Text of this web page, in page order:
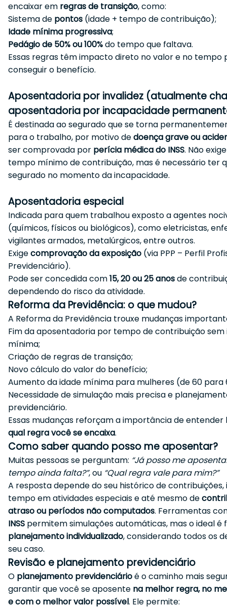
encaixar em regras de transição, como:
Sistema de pontos (idade + tempo de contribuição);
Idade mínima progressiva;
Pedágio de 50% ou 100%do tempo que faltava.
Essas regras têm impacto direto no valor e no tempo
conseguir o benefício.
Aposentadoria por invalidez (atualmente
aposentadoria por incapacidade
É destinada ao segurado que se torna
para o trabalho, por motivo dedoença grave ou
ser comprovada por perícia médica do INSS. Não
tempo mínimo de contribuição, mas é necessário ter
segurado no momento da incapacidade.
Aposentadoria especial
Indicada para quem trabalhou exposto a agentes
(químicos, físicos ou biológicos), como eletricistas,
vigilantes armados, metalúrgicos, entre outros.
Exigecomprovação da exposição (via PPP – Perfil
Previdenciário).
Pode ser concedida com15, 20 ou 25 anosde
dependendo do risco da atividade.
Reforma da Previdência: o que mudou?
A Reforma da Previdência trouxe mudanças
Fim da aposentadoria por tempo de contribuição sem
mínima;
Criação de regras de transição;
Novo cálculo do valor do benefício;
Aumento da idade mínima para mulheres (de 60 para
Necessidade de simulação mais precisa e
previdenciário.
Essas mudanças reforçam a importância de
qual regra você se encaixa.
Como saber quando posso me aposentar?
Muitas pessoas se perguntam: “Já posso me
tempo ainda falta?”, ou “Qual regra vale para mim?”
A resposta depende do seu histórico de contribuições,
tempo em atividades especiais e até mesmo de
atraso ou períodos não computados. Ferramentas
INSS permitem simulações automáticas, mas o ideal é
planejamento individualizado, considerando todos os
seu caso.
Revisão e planejamento previdenciário
O planejamento previdenciárioé o caminho mais
garantir que você se aposente na melhor regra, no
e com o melhor valor possível. Ele permite: